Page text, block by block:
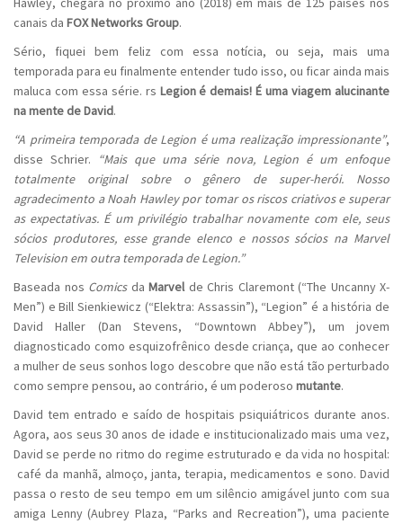
canais da FOX Networks Group.
Sério, fiquei bem feliz com essa notícia, ou seja, mais uma
temporada para eu finalmente entender tudo isso, ou ficar ainda mais
maluca com essa série. rs Legion é demais! É uma viagem alucinante
na mente de David.
“A primeira temporada de Legion é uma realização impressionante”,
disse Schrier.
“Mais que uma série nova, Legion é um enfoque
totalmente original sobre o gênero de super-herói. Nosso
agradecimento a Noah Hawley por tomar os riscos criativos e superar
as expectativas. É um privilégio trabalhar novamente com ele, seus
sócios produtores, esse grande elenco e nossos sócios na Marvel
Television em outra temporada de Legion.”
Baseada nos Comicsda Marvelde Chris Claremont (“The Uncanny X-
Men”) e Bill Sienkiewicz (“Elektra: Assassin”), “Legion” é a história de
David Haller (Dan Stevens, “Downtown Abbey”), um jovem
diagnosticado como esquizofrênico desde criança, que ao conhecer
a mulher de seus sonhos logo descobre que não está tão perturbado
como sempre pensou, ao contrário, é um poderoso mutante.
David tem entrado e saído de hospitais psiquiátricos durante anos.
Agora, aos seus 30 anos de idade e institucionalizado mais uma vez,
David se perde no ritmo do regime estruturado e da vida no hospital:
café da manhã, almoço, janta, terapia, medicamentos e sono. David
passa o resto de seu tempo em um silêncio amigável junto com sua
amiga Lenny (Aubrey Plaza, “Parks and Recreation”), uma paciente